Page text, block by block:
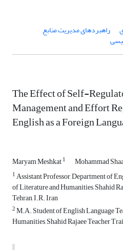
راهبردهای مدیریت منابع
The Effect of Self-
Management and Effort
English as a Foreign
Maryam Meshkat1 Mohammad
1Assistant Professor, Department of
of Literature and Humanities, Shahid
Tehran, I.R. Iran
2M.A. Student of English Language
Humanities, Shahid Rajaee Teacher